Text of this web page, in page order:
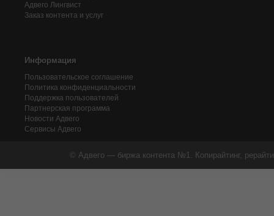
Адвего Лингвист
Заказ контента и услуг
Информация
Пользовательское соглашение
Политика конфиденциальности
Поддержка пользователей
Партнерская программа
Новости Адвего
Сервисы Адвего
© Адвего — биржа контента №1. Копирайтинг,